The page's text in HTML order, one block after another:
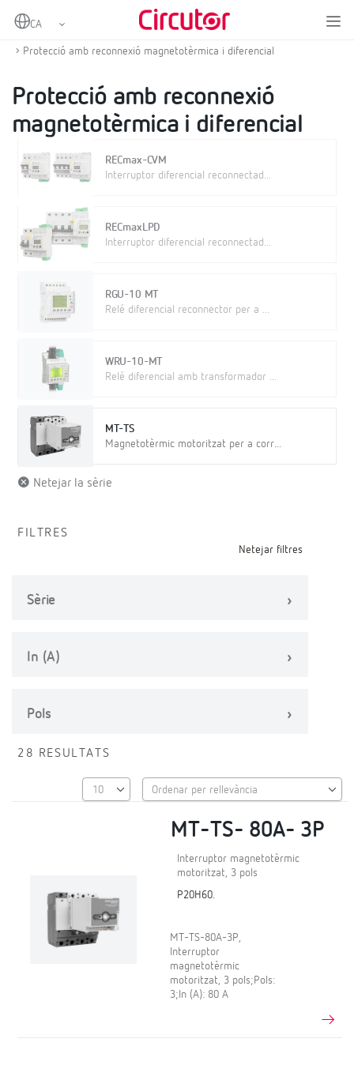
Home
Protecció i control
Protecció amb reconnexió magnetotèrmica i diferencial
Protecció amb reconnexió
magnetotèrmica i diferencial
RECmax-CVM
Interruptor diferencial reconnectad...
RECmaxLPD
Interruptor diferencial reconnectad...
RGU-10 MT
Relé diferencial reconnector per a ...
WRU-10-MT
Relé diferencial amb transformador ...
MT-TS
Magnetotèrmic motoritzat per a corr...
Netejar la sèrie
FILTRES
Netejar filtres
Sèrie
In (A)
Pols
28 RESULTATS
MT-TS- 80A- 3P
Interruptor magnetotèrmic
motoritzat, 3 pols
P20H60.
MT-TS-80A-3P,
Interruptor
magnetotèrmic
motoritzat, 3 pols;Pols:
3;In (A): 80 A